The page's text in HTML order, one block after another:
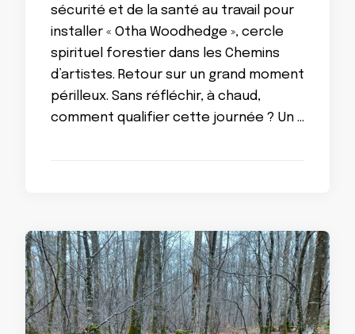
sécurité et de la santé au travail pour
installer « Otha Woodhedge », cercle
spirituel forestier dans les Chemins
d’artistes. Retour sur un grand moment
périlleux. Sans réfléchir, à chaud,
comment qualifier cette journée ? Un …